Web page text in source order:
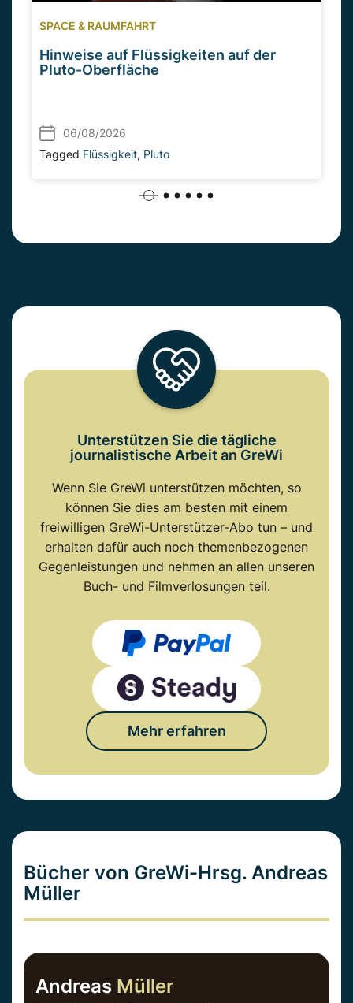
SPACE & RAUMFAHRT
Hinweise auf Flüssigkeiten auf der
Pluto-Oberfläche
06/08/2026
Tagged Flüssigkeit, Pluto
Unterstützen Sie die tägliche
journalistische Arbeit an GreWi
Wenn Sie GreWi unterstützen möchten, so
können Sie dies am besten mit einem
freiwilligen GreWi-Unterstützer-Abo tun – und
erhalten dafür auch noch themenbezogenen
Gegenleistungen und nehmen an allen unseren
Buch- und Filmverlosungen teil.
Mehr erfahren
Bücher von GreWi-Hrsg. Andreas
Müller
Andreas Müller